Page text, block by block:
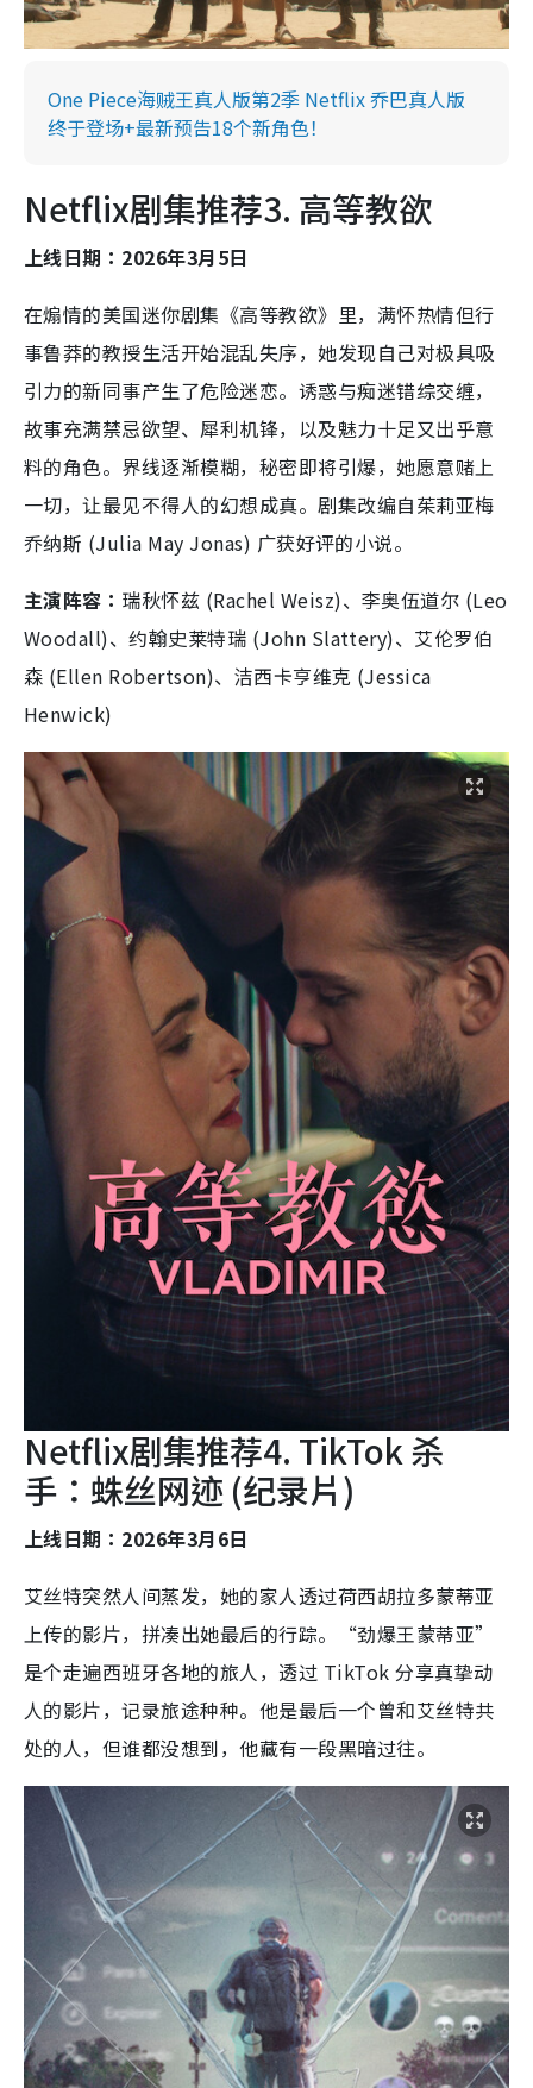
One Piece海贼王真人版第2季 Netflix 乔巴真人版
终于登场+最新预告18个新角色！
Netflix剧集推荐3. 高等教欲
上线日期：2026年3月5日
在煽情的美国迷你剧集《高等教欲》里，满怀热情但行
事鲁莽的教授生活开始混乱失序，她发现自己对极具吸
引力的新同事产生了危险迷恋。诱惑与痴迷错综交缠，
故事充满禁忌欲望、犀利机锋，以及魅力十足又出乎意
料的角色。界线逐渐模糊，秘密即将引爆，她愿意赌上
一切，让最见不得人的幻想成真。剧集改编自茱莉亚梅
乔纳斯 (Julia May Jonas) 广获好评的小说。
主演阵容： 瑞秋怀兹 (Rachel Weisz)、李奥伍道尔 (Leo
Woodall)、约翰史莱特瑞 (John Slattery)、艾伦罗伯
森 (Ellen Robertson)、洁西卡亨维克 (Jessica
Henwick)
Netflix剧集推荐4. TikTok 杀
手：蛛丝网迹 (纪录片)
上线日期：2026年3月6日
艾丝特突然人间蒸发，她的家人透过荷西胡拉多蒙蒂亚
上传的影片，拼凑出她最后的行踪。“劲爆王蒙蒂亚”
是个走遍西班牙各地的旅人，透过 TikTok 分享真挚动
人的影片，记录旅途种种。他是最后一个曾和艾丝特共
处的人，但谁都没想到，他藏有一段黑暗过往。